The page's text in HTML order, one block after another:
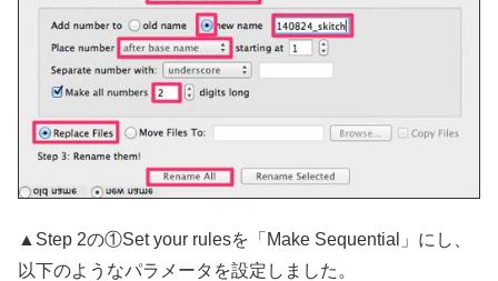
▲Step 2の①Set your rulesを「Make Sequential」にし、
以下のようなパラメータを設定しました。